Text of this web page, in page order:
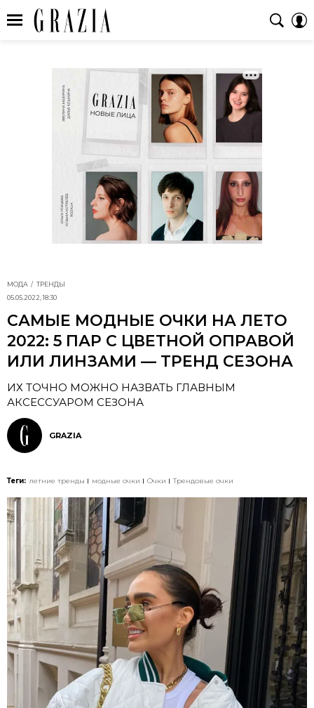
МОДА
ТРЕНДЫ
05.05.2022, 18:30
САМЫЕ МОДНЫЕ ОЧКИ НА ЛЕТО
2022: 5 ПАР С ЦВЕТНОЙ ОПРАВОЙ
ИЛИ ЛИНЗАМИ — ТРЕНД СЕЗОНА
ИХ ТОЧНО МОЖНО НАЗВАТЬ ГЛАВНЫМ
АКСЕССУАРОМ СЕЗОНА
GRAZIA
Теги: летние тренды модные очки Очки Трендовые очки